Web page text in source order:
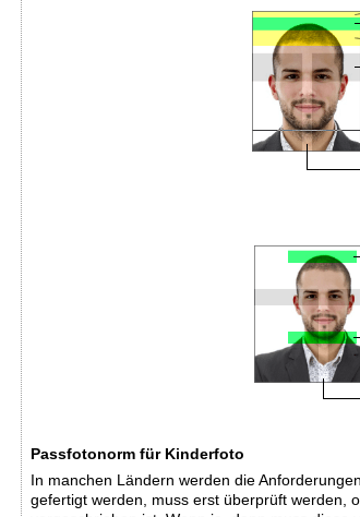
Passfotonorm für Kinderfoto
In manchen Ländern werden die
gefertigt werden, muss erst überprüft werden,